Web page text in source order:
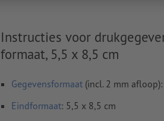
Instructies voor
formaat, 5,5 x 8,5 cm
Gegevensformaat (incl. 2 mm
Eindformaat: 5,5 x 8,5 cm